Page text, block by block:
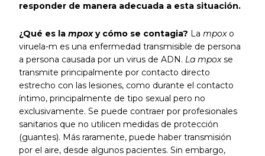
responder de manera adecuada a esta situación.
¿Qué es la mpoxy cómo se contagia? La mpox o
viruela-m es una enfermedad transmisible de persona
a persona causada por un virus de ADN. La mpoxse
transmite principalmente por contacto directo
estrecho con las lesiones, como durante el contacto
íntimo, principalmente de tipo sexual pero no
exclusivamente. Se puede contraer por profesionales
sanitarios que no utilicen medidas de protección
(guantes). Más raramente, puede haber transmisión
por el aire, desde algunos pacientes. Sin embargo,